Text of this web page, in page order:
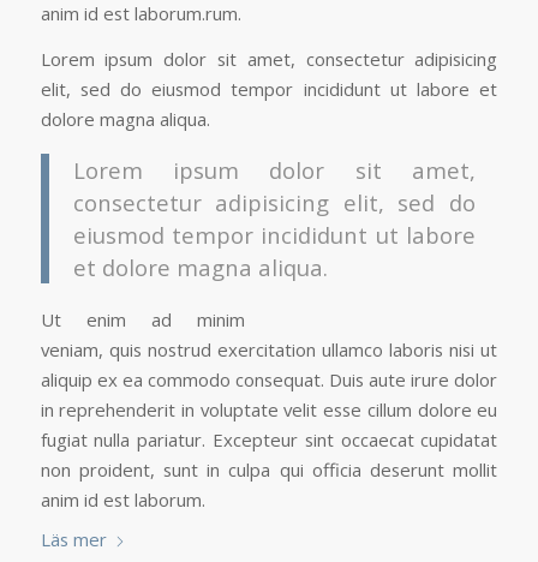
anim id est laborum.rum.
Lorem ipsum dolor sit amet, consectetur adipisicing
elit, sed do eiusmod tempor incididunt ut labore et
dolore magna aliqua.
Lorem ipsum dolor sit amet,
consectetur adipisicing elit, sed do
eiusmod tempor incididunt ut labore
et dolore magna aliqua.
Ut enim ad minim
veniam, quis nostrud exercitation ullamco laboris nisi ut
aliquip ex ea commodo consequat. Duis aute irure dolor
in reprehenderit in voluptate velit esse cillum dolore eu
fugiat nulla pariatur. Excepteur sint occaecat cupidatat
non proident, sunt in culpa qui officia deserunt mollit
anim id est laborum.
Läs mer